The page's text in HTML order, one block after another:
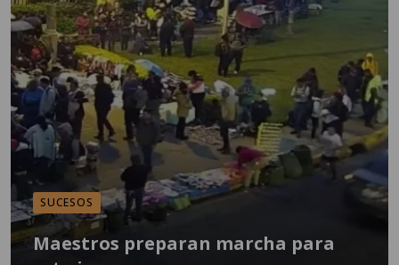
SUCESOS
Maestros preparan marcha para